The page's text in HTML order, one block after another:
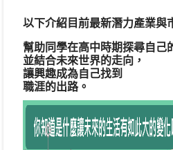
以下介紹目前最新潛力產業與
幫助同學在高中時期探尋自己
並結合未來世界的走向，
讓興趣成為自己找到
職涯的出路。